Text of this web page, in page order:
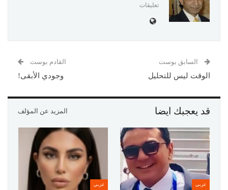
تعليقات
السابق بوست
الوقت ليس للتحليل
القادم بوست
وجودي الأبقى!
قد يعجبك ايضا المزيد عن المؤلف
عربي عربي